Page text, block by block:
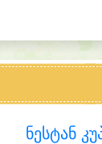
ნესტან